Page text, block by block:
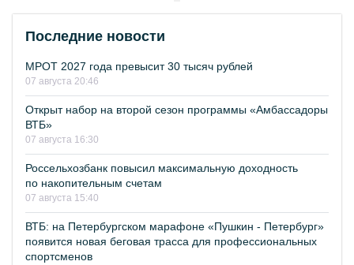
Последние новости
МРОТ 2027 года превысит 30 тысяч рублей
07 августа 20:46
Открыт набор на второй сезон программы «Амбассадоры
ВТБ»
07 августа 16:30
Россельхозбанк повысил максимальную доходность
по накопительным счетам
07 августа 15:40
ВТБ: на Петербургском марафоне «Пушкин - Петербург»
появится новая беговая трасса для профессиональных
спортсменов